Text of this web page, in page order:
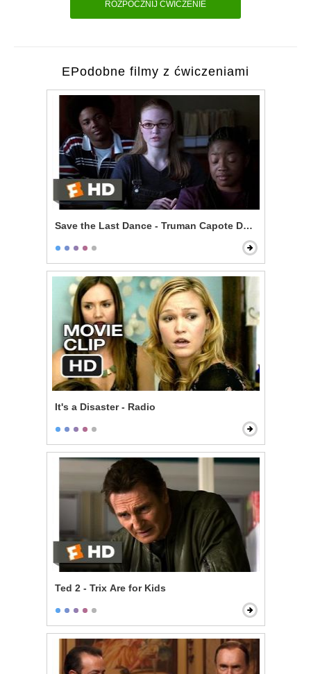
ROZPOCZNIJ ĆWICZENIE
EPodobne filmy z ćwiczeniami
Save the Last Dance - Truman Capote Debate
It's a Disaster - Radio
Ted 2 - Trix Are for Kids